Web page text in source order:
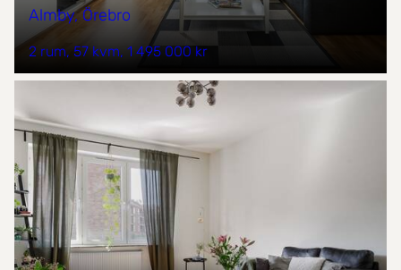
Almby, Örebro
2 rum 57 kvm 1 495 000 kr